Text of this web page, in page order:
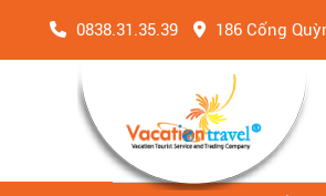
0838.31.35.39 186 Cống